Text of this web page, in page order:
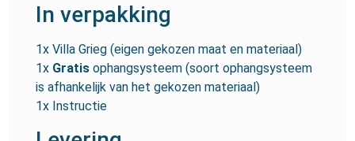
In verpakking
1x Villa Grieg (eigen gekozen maat en materiaal)
1x Gratis ophangsysteem (soort ophangsysteem
is afhankelijk van het gekozen materiaal)
1x Instructie